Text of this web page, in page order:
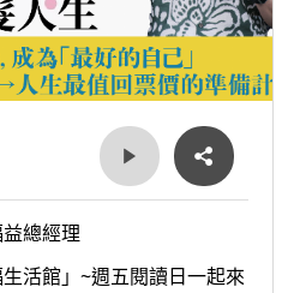
總經理
活館」~週五閱讀日一起來